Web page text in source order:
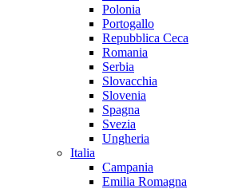
Polonia
Portogallo
Repubblica Ceca
Romania
Serbia
Slovacchia
Slovenia
Spagna
Svezia
Ungheria
Italia
Campania
Emilia Romagna